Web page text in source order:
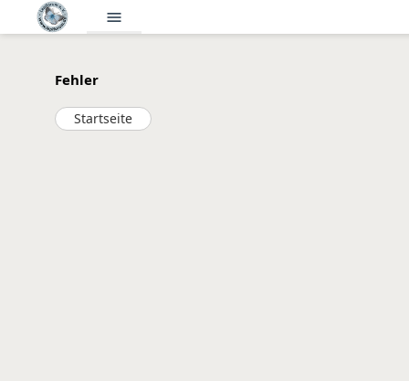
menu
Fehler
Startseite